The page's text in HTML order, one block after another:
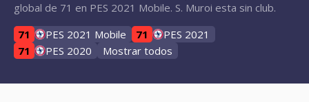
global de 71 en PES 2021 Mobile. S. Muroi esta sin club.
71
PES 2021 Mobile 71
PES 2021
71
PES 2020 Mostrar todos